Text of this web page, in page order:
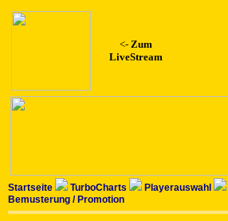
<- Zum
LiveStream
Startseite TurboCharts Playerauswahl
Bemusterung / Promotion